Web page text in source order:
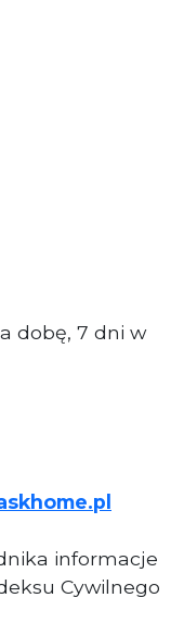
dobę, 7 dni w
informacje
Cywilnego